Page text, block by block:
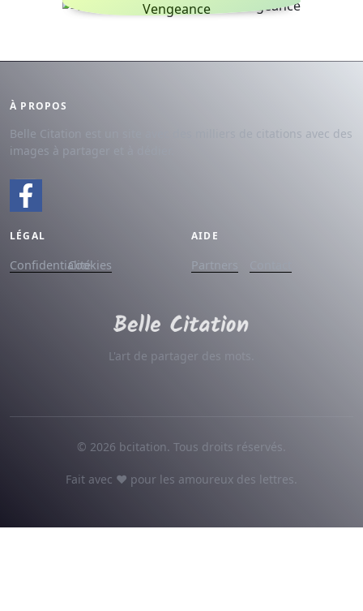
Vengeance
À PROPOS
Belle Citation est un site avec des milliers de citations avec des
images à partager et à dédier.
LÉGAL
ConfidentialitéCookies
AIDE
Partners
L'art de partager des mots.
© 2026 bcitation. Tous droits réservés.
Fait avec ♥ pour les amoureux des lettres.